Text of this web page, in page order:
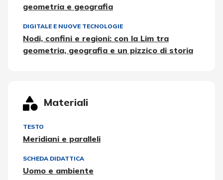
geometria e geografia
DIGITALE E NUOVE TECNOLOGIE
Nodi, confini e regioni: con la Lim tra
geometria, geografia e un pizzico di storia
Materiali
TESTO
Meridiani e paralleli
SCHEDA DIDATTICA
Uomo e ambiente